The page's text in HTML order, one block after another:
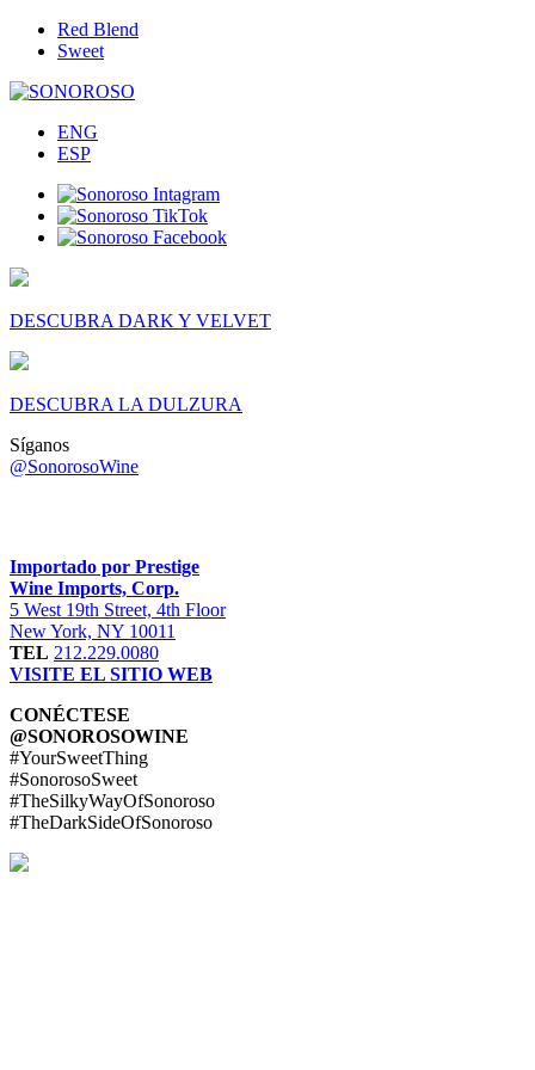
Red Blend
Sweet
ENG
ESP
DESCUBRA DARK Y VELVET
DESCUBRA LA DULZURA
Síganos
@SonorosoWine
Importado por Prestige
Wine Imports, Corp.
5 West 19th Street, 4th Floor
New York, NY 10011
TEL 212.229.0080
VISITE EL SITIO WEB
CONÉCTESE
@SONOROSOWINE
#YourSweetThing
#SonorosoSweet
#TheSilkyWayOfSonoroso
#TheDarkSideOfSonoroso